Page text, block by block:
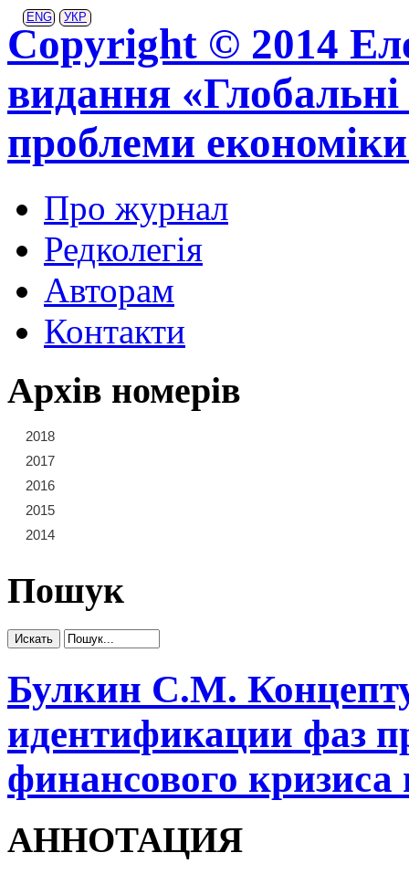
ENG УКР
Copyright © 2014
видання «Глобальні
проблеми
Про журнал
Редколегія
Авторам
Контакти
Архів номерів
2018
2017
2016
2015
2014
Пошук
Булкин С.М.
идентификации фаз
финансового
АННОТАЦИЯ